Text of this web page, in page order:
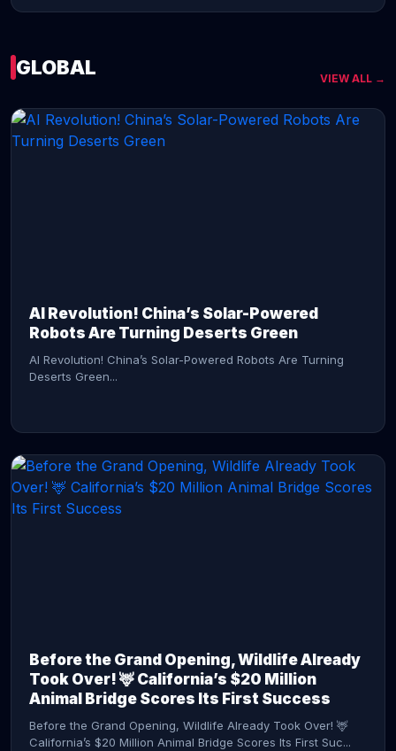
GLOBAL VIEW ALL →
AI Revolution! China’s Solar-Powered
Robots Are Turning Deserts Green
AI Revolution! China’s Solar-Powered Robots Are Turning
Deserts Green...
Before the Grand Opening, Wildlife Already
Took Over! 🦌 California’s $20 Million
Animal Bridge Scores Its First Success
Before the Grand Opening, Wildlife Already Took Over! 🦌
California’s $20 Million Animal Bridge Scores Its First Suc...